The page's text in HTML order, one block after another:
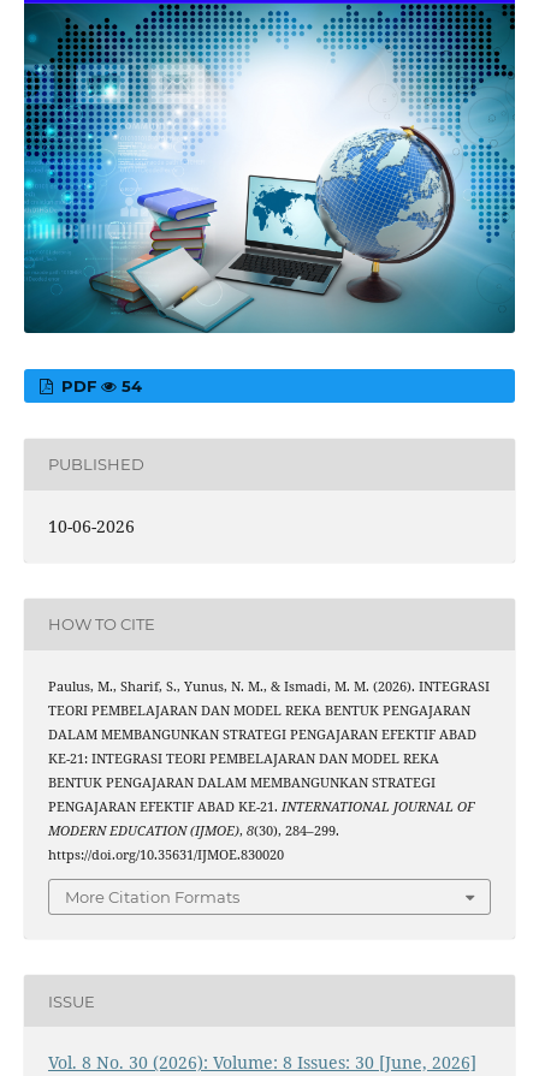
PDF 54
PUBLISHED
10-06-2026
HOW TO CITE
Paulus, M., Sharif, S., Yunus, N. M., & Ismadi, M. M. (2026). INTEGRASI
TEORI PEMBELAJARAN DAN MODEL REKA BENTUK PENGAJARAN
DALAM MEMBANGUNKAN STRATEGI PENGAJARAN EFEKTIF ABAD
KE-21: INTEGRASI TEORI PEMBELAJARAN DAN MODEL REKA
BENTUK PENGAJARAN DALAM MEMBANGUNKAN STRATEGI
PENGAJARAN EFEKTIF ABAD KE-21. INTERNATIONAL JOURNAL OF
MODERN EDUCATION (IJMOE), 8(30), 284–299.
https://doi.org/10.35631/IJMOE.830020
More Citation Formats
ISSUE
Vol. 8 No. 30 (2026): Volume: 8 Issues: 30 [June, 2026]